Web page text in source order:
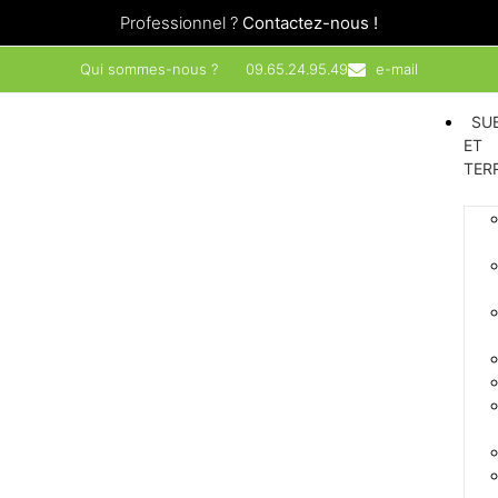
Professionnel ? Contactez-nous !
Qui sommes-nous ? 09.65.24.95.49 e-mail
ET